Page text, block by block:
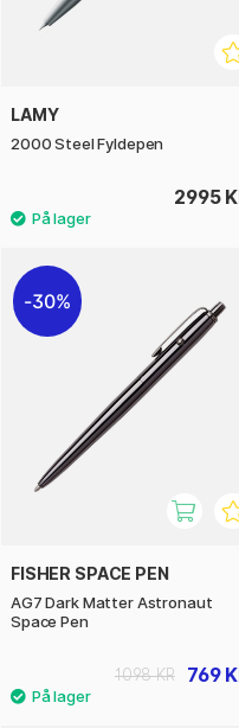
LAMY
2000 Steel Fyldepen
2995
30%
FISHER SPACE PEN
AG7 Dark Matter Astronaut
Space Pen
769
1098 KR